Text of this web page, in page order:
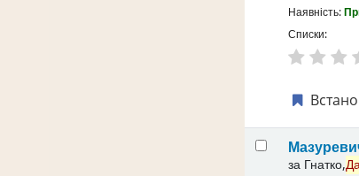
Наявність:
Списки:
за Гнатко,